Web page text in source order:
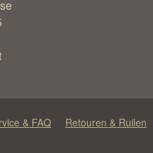
& FAQ Retouren & Ruilen